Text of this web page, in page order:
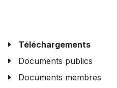
Téléchargements
Documents publics
Documents membres